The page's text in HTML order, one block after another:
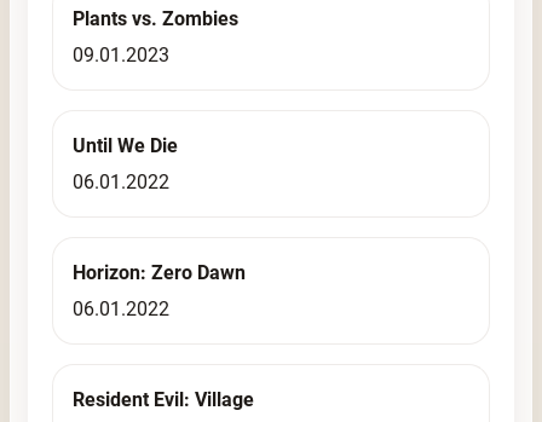
Plants vs. Zombies
09.01.2023
Until We Die
06.01.2022
Horizon: Zero Dawn
06.01.2022
Resident Evil: Village